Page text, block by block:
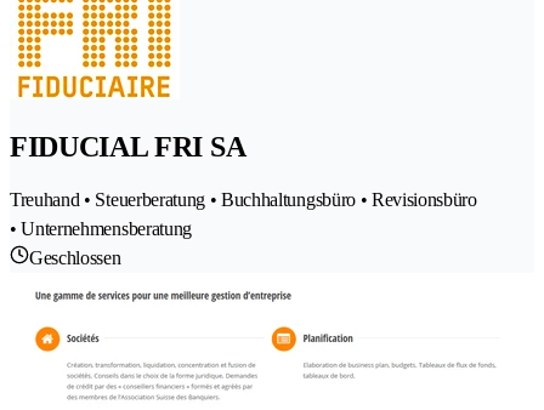
FIDUCIAL FRI SA
Treuhand • Steuerberatung • Buchhaltungsbüro • Revisionsbüro
• Unternehmensberatung
Geschlossen